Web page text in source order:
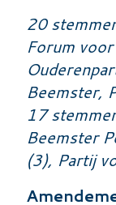
20
Forum
Beemster,
17
Beemster
(3), Partij